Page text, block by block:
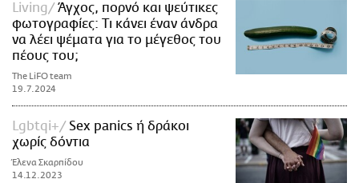
Living
Άγχος, πορνό και ψεύτικες
φωτογραφίες: Τι κάνει έναν άνδρα
να λέει ψέματα για το μέγεθος του
πέους του;
The LiFO team
19.7.2024
Lgbtqi+
Sex panics ή δράκοι
χωρίς δόντια
Έλενα Σκαρπίδου
14.12.2023